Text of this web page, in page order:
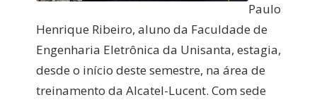
Paulo
Henrique Ribeiro, aluno da Faculdade de
Engenharia Eletrônica da Unisanta, estagia,
desde o início deste semestre, na área de
treinamento da Alcatel-Lucent. Com sede